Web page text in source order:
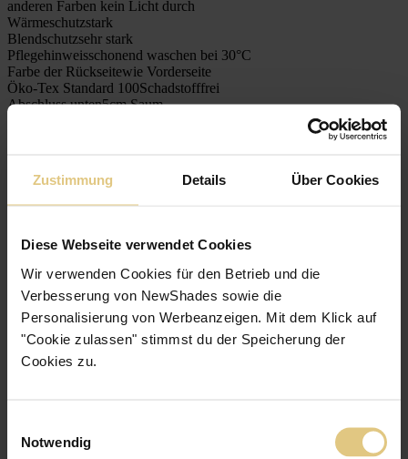
Zustimmung Details Über Cookies
Diese Webseite verwendet Cookies
Wir verwenden Cookies für den Betrieb und die
Verbesserung von NewShades sowie die
Personalisierung von Werbeanzeigen. Mit dem Klick auf
"Cookie zulassen" stimmst du der Speicherung der
Cookies zu.
Notwendig
anderen Farben kein Licht durch
Wärmeschutzstark
Blendschutzsehr stark
Pflegehinweisschonend waschen bei 30°C
Farbe der Rückseitewie Vorderseite
Öko-Tex Standard 100Schadstofffrei
Abschluss unten5cm Saum
Kostenlose Stoffmuster
Blick hinter die Kulissen